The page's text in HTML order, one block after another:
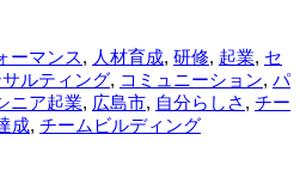
ーマンス, 人材育成, 研修, 起業, セ
サルティング, コミュニーション, パ
ニア起業, 広島市, 自分らしさ , チー
成, チームビルディング